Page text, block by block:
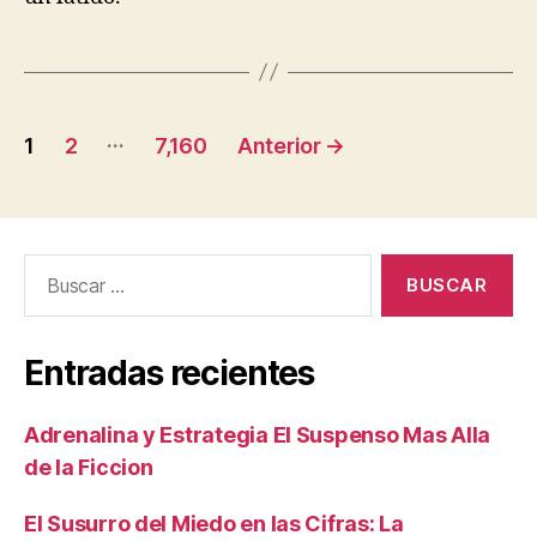
Paginación
entradas
1 2 … 7,160 Anterior →
Entradas recientes
Adrenalina y Estrategia El Suspenso Mas Alla
de la Ficcion
El Susurro del Miedo en las Cifras: La